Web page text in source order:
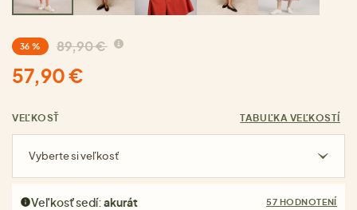
36 % 89,90 €
57,90 €
VEĽKOSŤ TABUĽKA VEĽKOSTÍ
Vyberte si veľkosť
Veľkosť sedí:akurát 57 HODNOTENÍ